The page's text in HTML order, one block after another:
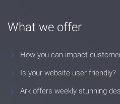
What we offer
How you can impact
Is your website user friendly?
Ark offers weekly stunning